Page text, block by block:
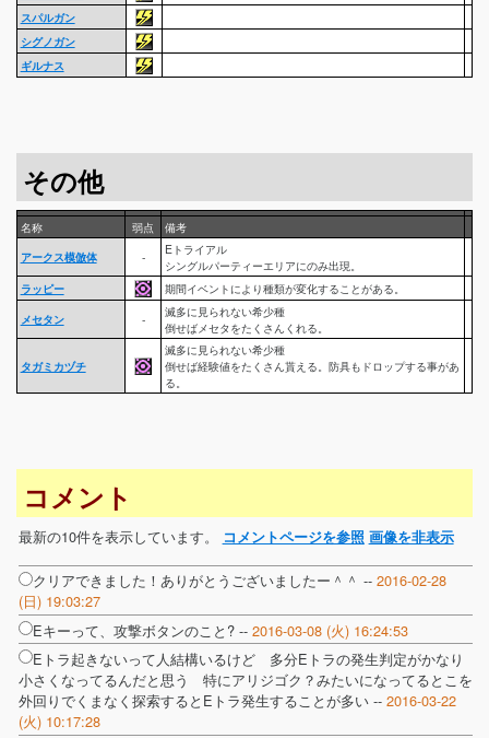
スパルガン
シグノガン
ギルナス
その他
名称 弱点
備考
アークス模倣体
-
Eトライアル
シングルパーティーエリアにのみ出現。
ラッピー
期間イベントにより種類が変化することがある。
メセタン
-
滅多に見られない希少種
倒せばメセタをたくさんくれる。
タガミカヅチ
滅多に見られない希少種
倒せば経験値をたくさん貰える。防具もドロップする事があ
る。
コメント
最新の10件を表示しています。 コメントページを参照 画像を非表示
クリアできました！ありがとうございましたー＾＾ -- 2016-02-28
(日) 19:03:27
Eキーって、攻撃ボタンのこと? -- 2016-03-08 (火) 16:24:53
Eトラ起きないって人結構いるけど 多分Eトラの発生判定がかなり
小さくなってるんだと思う 特にアリジゴク？みたいになってるとこを
外回りでくまなく探索するとEトラ発生することが多い -- 2016-03-22
(火) 10:17:28